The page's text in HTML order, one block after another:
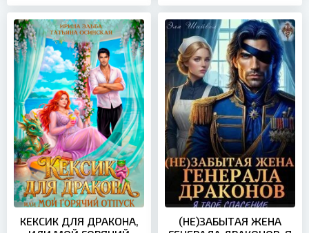
КЕКСИК ДЛЯ ДРАКОНА,
(НЕ)ЗАБЫТАЯ ЖЕНА